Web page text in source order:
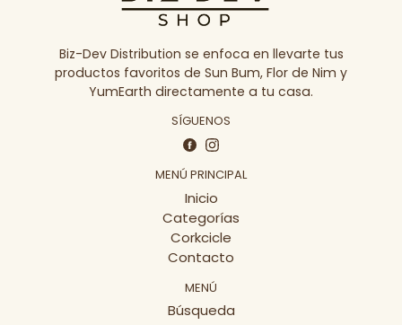
Biz-Dev Distribution se enfoca en llevarte tus
productos favoritos de Sun Bum, Flor de Nim y
YumEarth directamente a tu casa.
SÍGUENOS
Facebook
Instagram
MENÚ PRINCIPAL
Inicio
Categorías
Corkcicle
Contacto
MENÚ
Búsqueda